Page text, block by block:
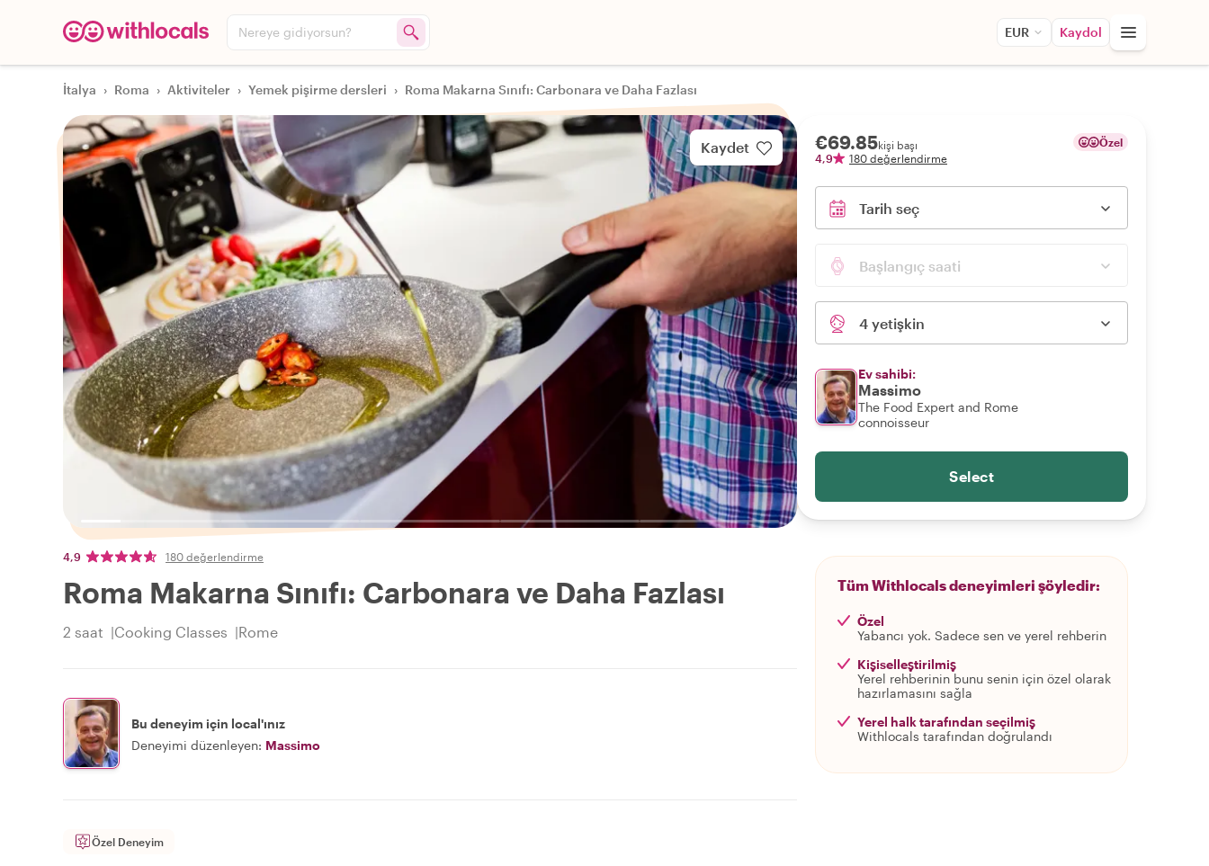
Nereye gidiyorsun? EUR Kaydol
İtalya › Roma › Aktiviteler › Yemek pişirme dersleri › Roma Makarna Sınıfı: Carbonara ve Daha Fazlası
Kaydet
4,9 180 değerlendirme
Roma Makarna Sınıfı: Carbonara ve Daha Fazlası
2 saat Cooking Classes Rome
Bu deneyim için local'ınız
Deneyimi düzenleyen: Massimo
Özel Deneyim
€69.85kişi başı
4,9
180 değerlendirme
Özel
Tarih seç
Başlangıç saati
4 yetişkin
Ev sahibi:
Massimo
The Food Expert and Rome
connoisseur
Select
Tüm Withlocals deneyimleri şöyledir:
Özel
Yabancı yok. Sadece sen ve yerel rehberin
Kişiselleştirilmiş
Yerel rehberinin bunu senin için özel olarak
hazırlamasını sağla
Yerel halk tarafından seçilmiş
Withlocals tarafından doğrulandı